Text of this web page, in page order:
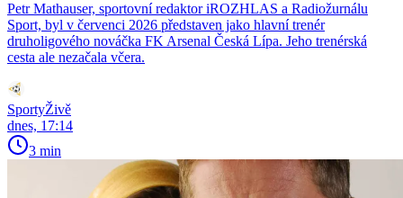
Petr Mathauser, sportovní redaktor iROZHLAS a Radiožurnálu
Sport, byl v červenci 2026 představen jako hlavní trenér
druholigového nováčka FK Arsenal Česká Lípa. Jeho trenérská
cesta ale nezačala včera.
SportyŽivě
dnes, 17:14
3 min